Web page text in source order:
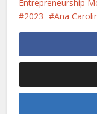
Entrepreneurship
2023
Ana